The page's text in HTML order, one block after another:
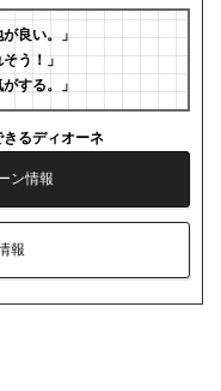
良い。」
う！」
する。」
るディオーネ
ン情報
報